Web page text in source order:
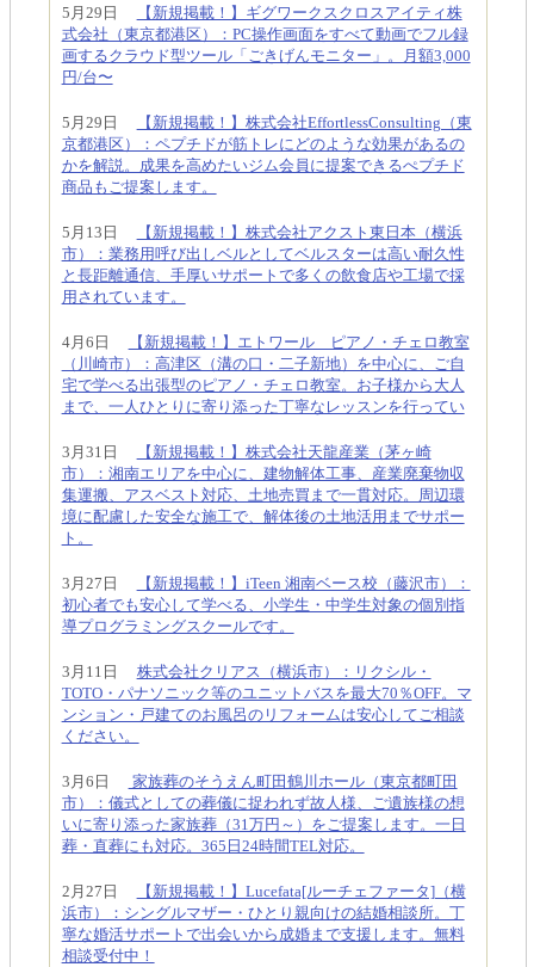
5月29日
【新規掲載！】ギグワークスクロスアイティ株
式会社（東京都港区）：PC操作画面をすべて動画でフル録
画するクラウド型ツール「ごきげんモニター」。月額3,000
円/台〜
5月29日
【新規掲載！】株式会社EffortlessConsulting（東
京都港区）：ペプチドが筋トレにどのような効果があるの
かを解説。成果を高めたいジム会員に提案できるぺプチド
商品もご提案します。
5月13日
【新規掲載！】株式会社アクスト東日本（横浜
市）：業務用呼び出しベルとしてベルスターは高い耐久性
と長距離通信、手厚いサポートで多くの飲食店や工場で採
用されています。
4月6日
【新規掲載！】エトワール ピアノ・チェロ教室
（川崎市）：高津区（溝の口・二子新地）を中心に、ご自
宅で学べる出張型のピアノ・チェロ教室。お子様から大人
まで、一人ひとりに寄り添った丁寧なレッスンを行ってい
3月31日
【新規掲載！】株式会社天龍産業（茅ヶ崎
市）：湘南エリアを中心に、建物解体工事、産業廃棄物収
集運搬、アスベスト対応、土地売買まで一貫対応。周辺環
境に配慮した安全な施工で、解体後の土地活用までサポー
ト。
3月27日
【新規掲載！】iTeen 湘南ベース校（藤沢市）：
初心者でも安心して学べる、小学生・中学生対象の個別指
導プログラミングスクールです。
3月11日 株式会社クリアス（横浜市）：リクシル・
TOTO・パナソニック等のユニットバスを最大70％OFF。マ
ンション・戸建てのお風呂のリフォームは安心してご相談
ください。
3月6日
家族葬のそうえん町田鶴川ホール（東京都町田
市）：儀式としての葬儀に捉われず故人様、ご遺族様の想
いに寄り添った家族葬（31万円～）をご提案します。一日
葬・直葬にも対応。365日24時間TEL対応。
2月27日
【新規掲載！】Lucefata[ルーチェファータ]（横
浜市）：シングルマザー・ひとり親向けの結婚相談所。丁
寧な婚活サポートで出会いから成婚まで支援します。無料
相談受付中！